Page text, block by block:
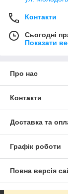
Контакти
Сьогодні
Показати
Про нас
Контакти
Доставка та
Графік роботи
Повна версія